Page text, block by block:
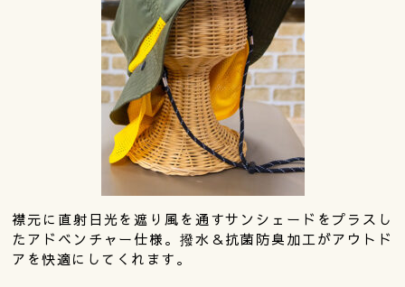
襟元に直射日光を遮り風を通すサンシェードをプラスし
たアドベンチャー仕様。撥水＆抗菌防臭加工がアウトド
アを快適にしてくれます。